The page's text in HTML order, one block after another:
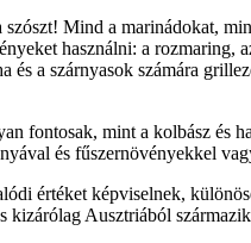
szószt! Mind a marinádokat,
használni: a
és a szárnyasok számára
fontosak, mint a kolbász és
és fűszernövényekkel
értéket képviselnek,
kizárólag Ausztriából